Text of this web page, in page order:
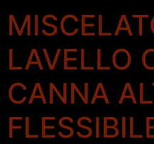
LAVELLO
CANNA